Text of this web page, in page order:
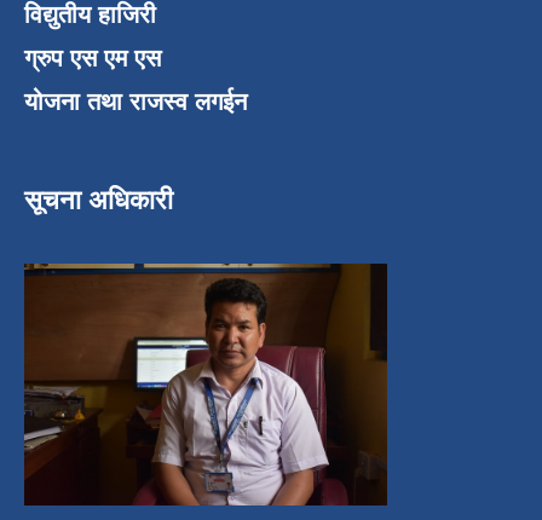
विद्युतीय हाजिरी
ग्रुप एस एम एस
योजना तथा राजस्व लगईन
सूचना अधिकारी